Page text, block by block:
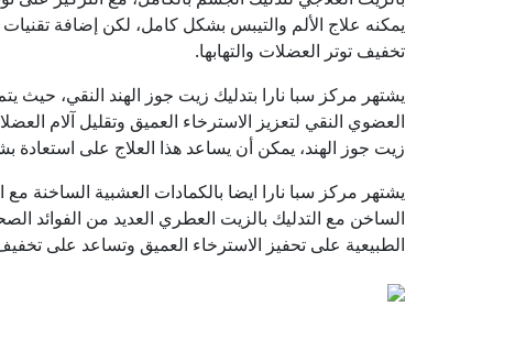
يمكنه علاج الألم والتيبس بشكل كامل، لكن إضافة
تخفيف توتر العضلات والتهابها.
يشتهر مركز سبا نارا بتدليك زيت جوز الهند النقي، حيث
العضوي النقي لتعزيز الاسترخاء العميق وتقليل آلام
زيت جوز الهند، يمكن أن يساعد هذا العلاج على
يشتهر مركز سبا نارا ايضا بالكمادات العشبية الساخنة
الساخن مع التدليك بالزيت العطري العديد من الفوائد
الطبيعية على تحفيز الاسترخاء العميق وتساعد على